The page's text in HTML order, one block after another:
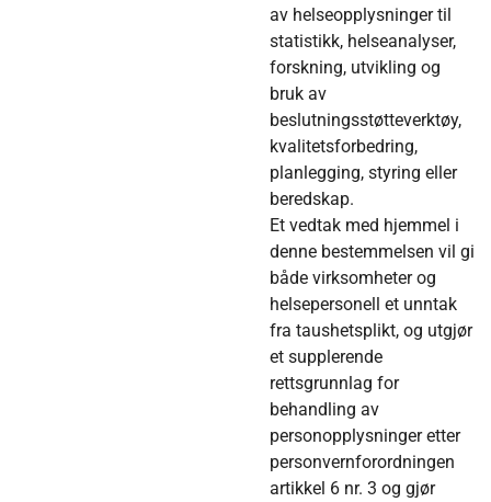
av helseopplysninger til
statistikk, helseanalyser,
forskning, utvikling og
bruk av
beslutningsstøtteverktøy,
kvalitetsforbedring,
planlegging, styring eller
beredskap.
Et vedtak med hjemmel i
denne bestemmelsen vil gi
både virksomheter og
helsepersonell et unntak
fra taushetsplikt, og utgjør
et supplerende
rettsgrunnlag for
behandling av
personopplysninger etter
personvernforordningen
artikkel 6 nr. 3 og gjør